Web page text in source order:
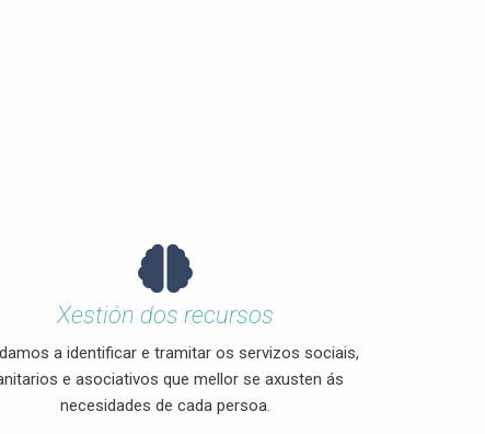
Xestión dos recursos
a identificar e tramitar os servizos sociais,
e asociativos que mellor se axusten ás
necesidades de cada persoa.